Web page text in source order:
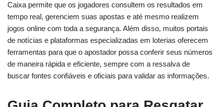
Caixa permite que os jogadores consultem os resultados em
tempo real, gerenciem suas apostas e até mesmo realizem
jogos online com toda a segurança. Além disso, muitos portais
de notícias e plataformas especializadas em loterias oferecem
ferramentas para que o apostador possa conferir seus números
de maneira rápida e eficiente, sempre com a ressalva de
buscar fontes confiáveis e oficiais para validar as informações.